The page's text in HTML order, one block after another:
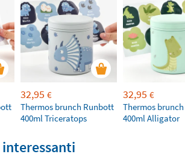
32,95 €
Thermos brunch Runbott
400ml Triceratops
32,95 €
Thermos
400ml Alligator